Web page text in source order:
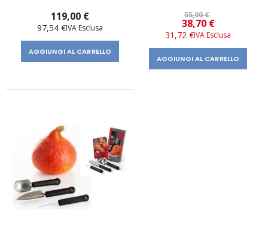
119,00 €
97,54 €
AGGIUNGI AL CARRELLO
55,00 €
Prezzo
speciale
38,70 €
31,72 €
AGGIUNGI AL CARRELLO